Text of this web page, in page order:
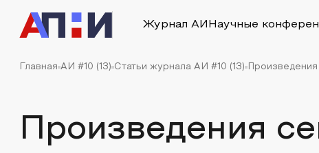
Журнал АИ Научные
Главная АИ #10 (13) Статьи журнала АИ #10 (13)
Произведения